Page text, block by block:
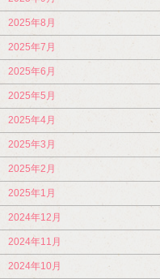
2025年8月
2025年7月
2025年6月
2025年5月
2025年4月
2025年3月
2025年2月
2025年1月
2024年12月
2024年11月
2024年10月